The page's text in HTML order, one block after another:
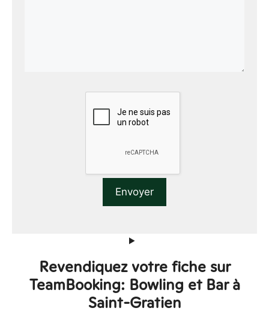
Revendiquez votre fiche sur
TeamBooking: Bowling et Bar à
Saint-Gratien